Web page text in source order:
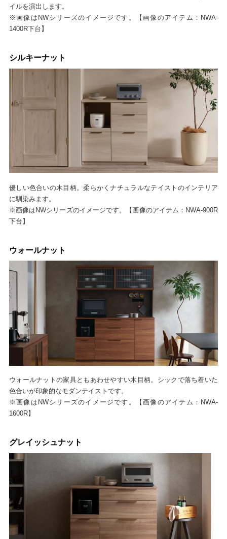
イルを演出します。
※画像はNWシリーズのイメージです。【画像のアイテム：NWA-
1400R下台】
シルキーナット
優しい色合いの木目柄。柔らかくナチュラルなテイストのインテリア
に馴染みます。
※画像はNWシリーズのイメージです。【画像のアイテム：NWA-900R
下台】
ウォールナット
ウォールナットの家具ともあわせやすい木目柄。シックで落ち着いた
色合いが印象的なモダンテイストです。
※画像はNWシリーズのイメージです。【画像のアイテム：NWA-
1600R】
グレイッシュナット